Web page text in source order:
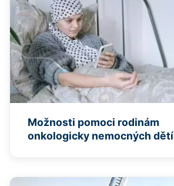
Možnosti pomoci rodinám
onkologicky nemocných dětí